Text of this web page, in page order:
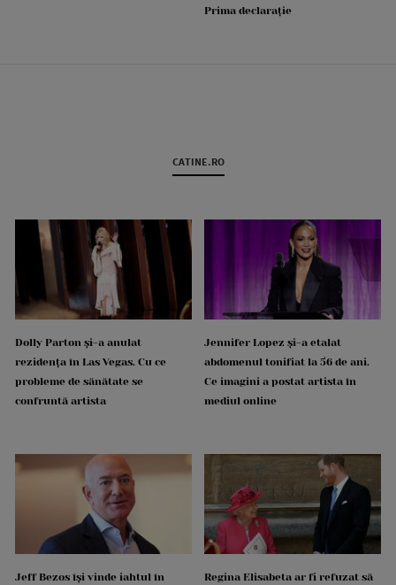
Prima declarație
CATINE.RO
Dolly Parton și-a anulat
rezidența în Las Vegas. Cu ce
probleme de sănătate se
confruntă artista
Jennifer Lopez și-a etalat
abdomenul tonifiat la 56 de ani.
Ce imagini a postat artista în
mediul online
Jeff Bezos își vinde iahtul în
Regina Elisabeta ar fi refuzat să